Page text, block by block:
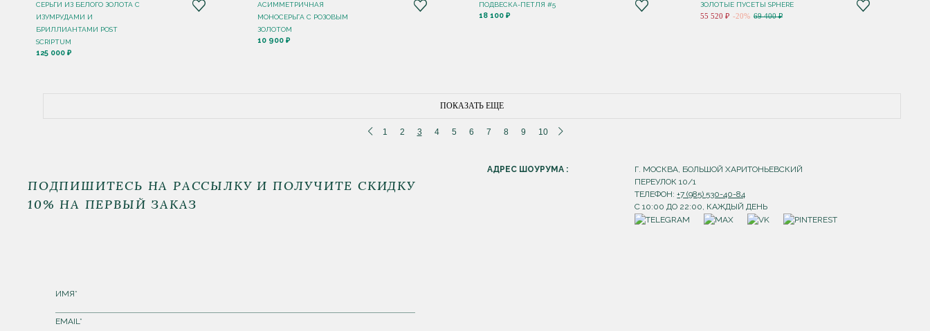
СЕРЬГИ ИЗ БЕЛОГО ЗОЛОТА С
ИЗУМРУДАМИ И
БРИЛЛИАНТАМИ POST
SCRIPTUM
125 000 ₽
АСИММЕТРИЧНАЯ
МОНОСЕРЬГА С РОЗОВЫМ
ЗОЛОТОМ
10 900 ₽
ПОДВЕСКА-ПЕТЛЯ #5
18 100 ₽
ЗОЛОТЫЕ ПУСЕТЫ SPHERE
55 520 ₽ -20% 69 400 ₽
ПОКАЗАТЬ ЕЩЕ
1 2 3 4 5 6 7 8 9 10
ПОДПИШИТЕСЬ НА РАССЫЛКУ И ПОЛУЧИТЕ СКИДКУ
10% НА ПЕРВЫЙ ЗАКАЗ
АДРЕС ШОУРУМА :
Г. МОСКВА, БОЛЬШОЙ ХАРИТОНЬЕВСКИЙ
ПЕРЕУЛОК 10/1
ТЕЛЕФОН:+7 (985) 530-40-84
С 10:00 ДО 22:00, КАЖДЫЙ ДЕНЬ